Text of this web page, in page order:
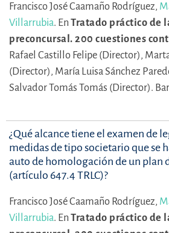
Francisco José Caamaño Rodríguez,
Villarrubia. EnTratado práctico de
preconcursal. 200 cuestiones
Rafael Castillo Felipe (Director),
(Director), María Luisa Sánchez
Salvador Tomás Tomás (Director).
¿Qué alcance tiene el examen de
medidas de tipo societario que se
auto de homologación de un plan
(artículo 647.4 TRLC)?
Francisco José Caamaño Rodríguez,
Villarrubia. EnTratado práctico de